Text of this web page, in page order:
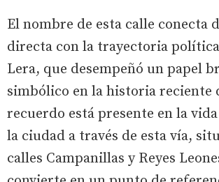
El nombre de esta calle conecta
directa con la trayectoria política
Lera, que desempeñó un papel
simbólico en la historia reciente
recuerdo está presente en la
la ciudad a través de esta vía,
calles Campanillas y Reyes